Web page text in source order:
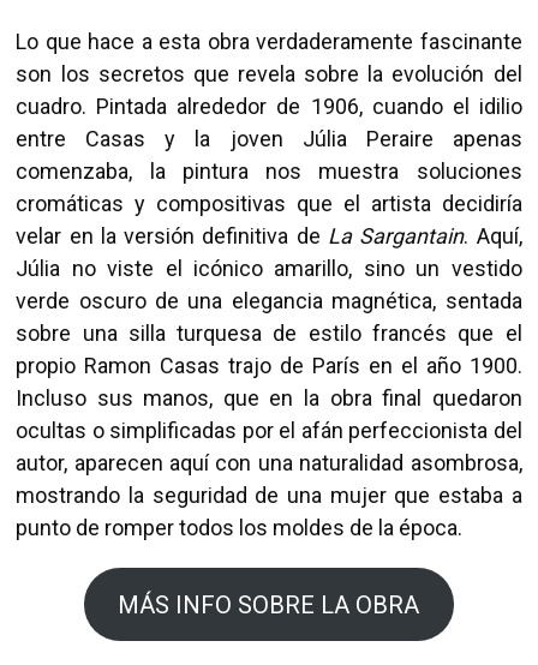
Lo que hace a esta obra verdaderamente fascinante
son los secretos que revela sobre la evolución del
cuadro. Pintada alrededor de 1906, cuando el idilio
entre Casas y la joven Júlia Peraire apenas
comenzaba, la pintura nos muestra soluciones
cromáticas y compositivas que el artista decidiría
velar en la versión definitiva de La Sargantain. Aquí,
Júlia no viste el icónico amarillo, sino un vestido
verde oscuro de una elegancia magnética, sentada
sobre una silla turquesa de estilo francés que el
propio Ramon Casas trajo de París en el año 1900.
Incluso sus manos, que en la obra final quedaron
ocultas o simplificadas por el afán perfeccionista del
autor, aparecen aquí con una naturalidad asombrosa,
mostrando la seguridad de una mujer que estaba a
punto de romper todos los moldes de la época.
MÁS INFO SOBRE LA OBRA